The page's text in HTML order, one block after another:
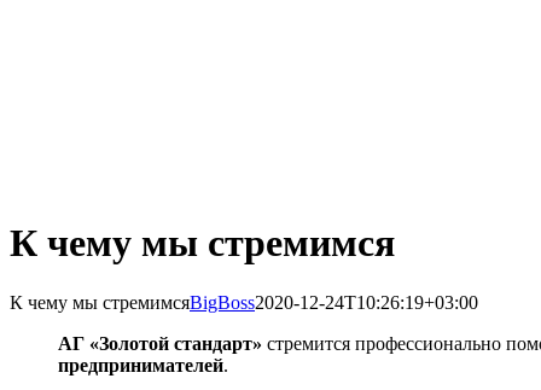
К чему мы стремимся
К чему мы стремимсяBigBoss2020-12-24T10:26:19+03:00
АГ «Золотой стандарт» стремится профессионально
предпринимателей.